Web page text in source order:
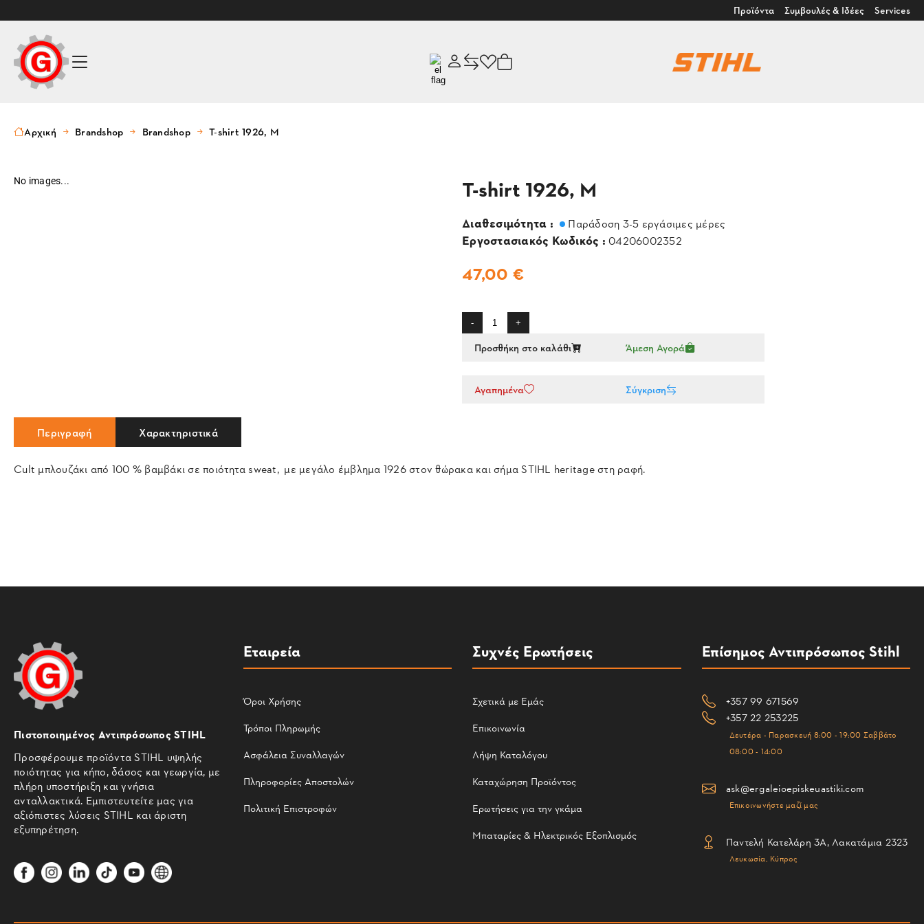
Προϊόντα Συμβουλές & Ιδέες Services
Αρχική Brandshop Brandshop T-shirt 1926, M
No images... T-shirt 1926, M
Διαθεσιμότητα : Παράδοση 3-5 εργάσιμες μέρες
Εργοστασιακός Κωδικός : 04206002352
47,00 €
- +
Προσθήκη στο καλάθι Άμεση Αγορά
Αγαπημένα Σύγκριση
Περιγραφή Χαρακτηριστικά
Cult μπλουζάκι από 100 % βαμβάκι σε ποιότητα sweat, με μεγάλο έμβλημα 1926 στον θώρακα και σήμα STIHL heritage στη ραφή.
Πιστοποιημένος Αντιπρόσωπος STIHL
Προσφέρουμε προϊόντα STIHL υψηλής
ποιότητας για κήπο, δάσος και γεωργία, με
πλήρη υποστήριξη και γνήσια
ανταλλακτικά. Εμπιστευτείτε μας για
αξιόπιστες λύσεις STIHL και άριστη
εξυπηρέτηση.
Εταιρεία
Όροι Χρήσης
Τρόποι Πληρωμής
Ασφάλεια Συναλλαγών
Πληροφορίες Αποστολών
Πολιτική Επιστροφών
Συχνές Ερωτήσεις
Σχετικά με Εμάς
Επικοινωνία
Λήψη Καταλόγου
Καταχώρηση Προϊόντος
Ερωτήσεις για την γκάμα
Μπαταρίες & Ηλεκτρικός Εξοπλισμός
Επίσημος Αντιπρόσωπος Stihl
+357 99 671569
+357 22 253225
Δευτέρα - Παρασκευή 8:00 - 19:00 Σαββάτο
08:00 - 14:00
ask@ergaleioepiskeuastiki.com
Επικοινωνήστε μαζί μας
Παντελή Κατελάρη 3Α, Λακατάμια 2323
Λευκωσία, Κύπρος